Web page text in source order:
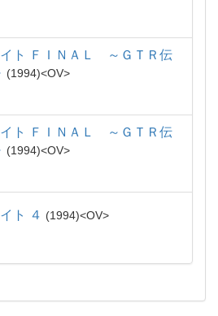
ト ＦＩＮＡＬ ～ＧＴＲ伝
1994
OV
ト ＦＩＮＡＬ ～ＧＴＲ伝
1994
OV
ト ４ 1994 OV